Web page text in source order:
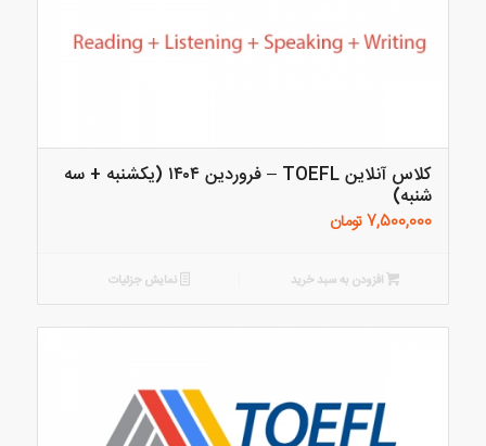
کلاس آنلاین TOEFL – فروردین ۱۴۰۴ (یکشنبه + سه
شنبه)
7,500,000تومان
افزودن به سبد خرید نمایش جزئیات